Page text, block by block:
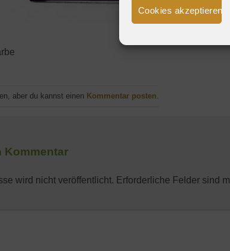
Cookies akzeptieren
aber du kannst einen Kommentar posten
Kommentar
wird nicht veröffentlicht. Erforderliche Felder sind